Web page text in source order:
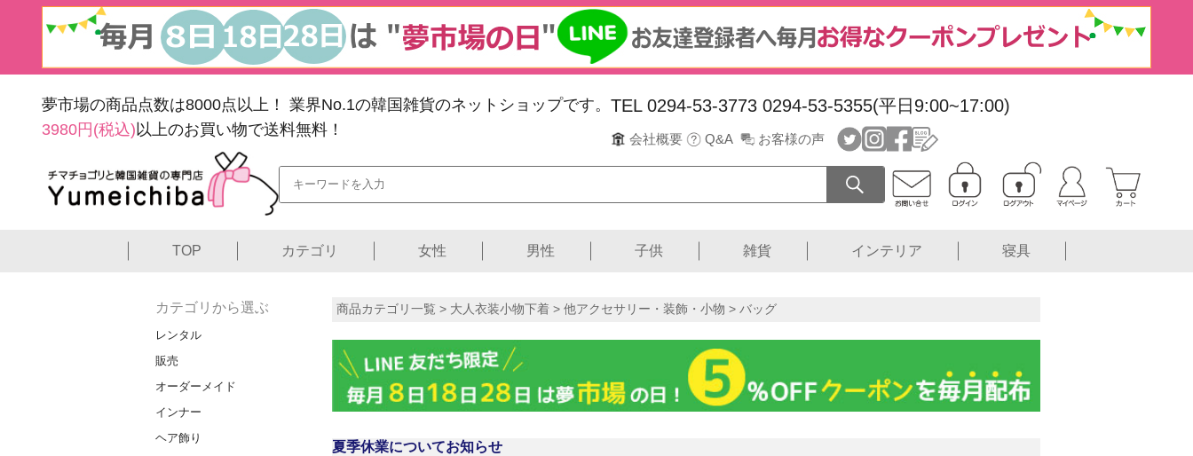
夢市場の商品点数は8000点以上！
業界No.1の韓国雑貨のネットショップです。
3980円(税込)以上のお買い物で送料無料！
TEL 0294-53-3773 0294-53-5355(平日9:00~17:00)
会社概要 Q&A お客様の声
TOP カテゴリ 女性 男性 子供 雑貨 インテリア 寝具
カテゴリから選ぶ
レンタル
販売
オーダーメイド
インナー
ヘア飾り
商品カテゴリ一覧 > 大人衣装小物下着 > 他アクセサリー・装飾・小物 > バッグ
夏季休業についてお知らせ